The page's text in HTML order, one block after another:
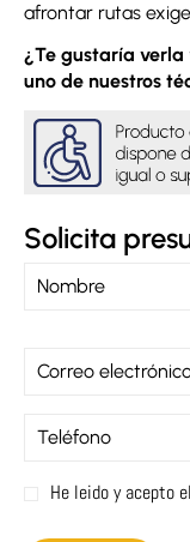
afrontar rutas
¿Te gustaría
uno de nuestros
Solicita
He leido y acepto el